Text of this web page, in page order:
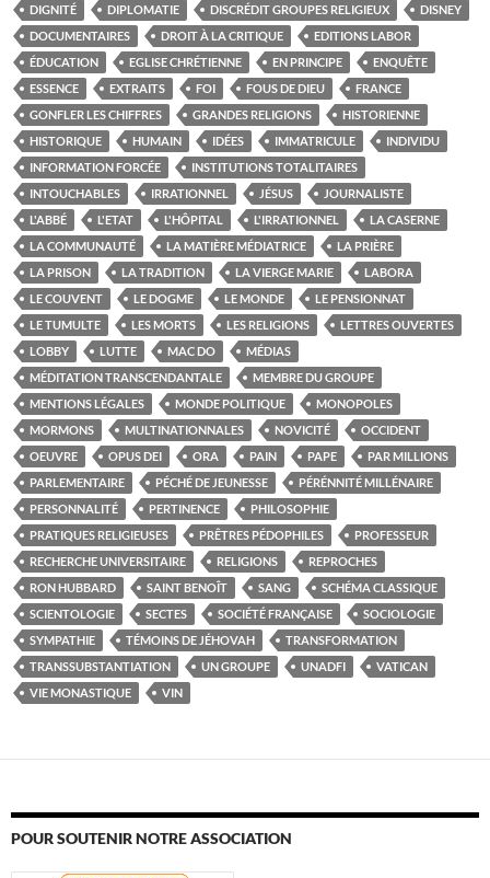
DIGNITÉ DIPLOMATIE DISCRÉDIT GROUPES RELIGIEUX
DISNEY
DOCUMENTAIRES
DROIT À LA CRITIQUE
EDITIONS LABOR
ÉDUCATION
EGLISE CHRÉTIENNE EN PRINCIPE
ENQUÊTE
ESSENCE
EXTRAITS FOI FOUS DE DIEU
FRANCE
GONFLER LES CHIFFRES
GRANDES RELIGIONS
HISTORIENNE
HISTORIQUE
HUMAIN IDÉES IMMATRICULE
INDIVIDU
INFORMATION FORCÉE
INSTITUTIONS TOTALITAIRES
INTOUCHABLES
IRRATIONNEL JÉSUS
JOURNALISTE
L'ABBÉ
L'ETAT L'HÔPITAL L'IRRATIONNEL
LA CASERNE
LA COMMUNAUTÉ
LA MATIÈRE MÉDIATRICE
LA PRIÈRE
LA PRISON
LA TRADITION LA VIERGE MARIE
LABORA
LE COUVENT
LE DOGME LE MONDE
LE PENSIONNAT
LE TUMULTE
LES MORTS LES RELIGIONS
LETTRES OUVERTES
LOBBY
LUTTE MAC DO
MÉDIAS
MÉDITATION TRANSCENDANTALE
MEMBRE DU GROUPE
MENTIONS LÉGALES
MONDE POLITIQUE
MONOPOLES
MORMONS
MULTINATIONNALES NOVICITÉ
OCCIDENT
OEUVRE
OPUS DEI ORA PAIN PAPE
PAR MILLIONS
PARLEMENTAIRE
PÉCHÉ DE JEUNESSE
PÉRÉNNITÉ MILLÉNAIRE
PERSONNALITÉ
PERTINENCE
PHILOSOPHIE
PRATIQUES RELIGIEUSES
PRÊTRES PÉDOPHILES
PROFESSEUR
RECHERCHE UNIVERSITAIRE
RELIGIONS
REPROCHES
RON HUBBARD
SAINT BENOÎT SANG
SCHÉMA CLASSIQUE
SCIENTOLOGIE
SECTES SOCIÉTÉ FRANÇAISE
SOCIOLOGIE
SYMPATHIE
TÉMOINS DE JÉHOVAH
TRANSFORMATION
TRANSSUBSTANTIATION
UN GROUPE UNADFI
VATICAN
VIE MONASTIQUE
VIN
POUR SOUTENIR NOTRE ASSOCIATION